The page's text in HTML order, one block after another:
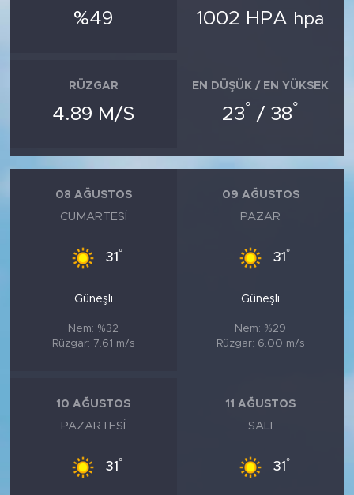
%49 1002 HPA hpa
RÜZGAR
4.89 M/S
EN DÜŞÜK / EN YÜKSEK
23° / 38°
08 AĞUSTOS
CUMARTESI
31 °
Güneşli
Nem: %32
Rüzgar: 7.61 m/s
09 AĞUSTOS
PAZAR
31 °
Güneşli
Nem: %29
Rüzgar: 6.00 m/s
10 AĞUSTOS
PAZARTESI
31 °
11 AĞUSTOS
SALI
31 °